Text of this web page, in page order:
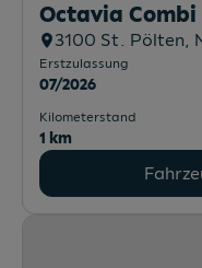
Octavia Combi
3100 St. Pölten,
Erstzulassung
07/2026
Kilometerstand
1 km